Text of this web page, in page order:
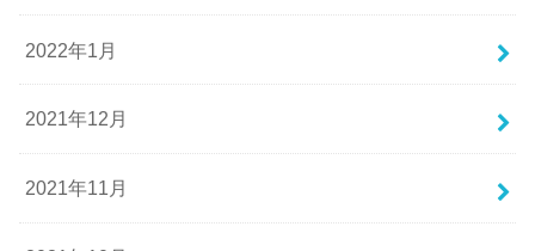
2022年1月
2021年12月
2021年11月